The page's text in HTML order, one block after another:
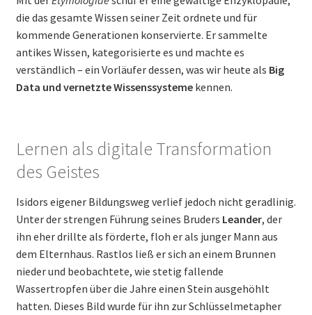
die das gesamte Wissen seiner Zeit ordnete und für
kommende Generationen konservierte. Er sammelte
antikes Wissen, kategorisierte es und machte es
verständlich – ein Vorläufer dessen, was wir heute als Big
Data und vernetzte Wissenssystemekennen.
Lernen als digitale Transformation
des Geistes
Isidors eigener Bildungsweg verlief jedoch nicht geradlinig.
Unter der strengen Führung seines Bruders Leander, der
ihn eher drillte als förderte, floh er als junger Mann aus
dem Elternhaus. Rastlos ließ er sich an einem Brunnen
nieder und beobachtete, wie stetig fallende
Wassertropfen über die Jahre einen Stein ausgehöhlt
hatten. Dieses Bild wurde für ihn zur Schlüsselmetapher